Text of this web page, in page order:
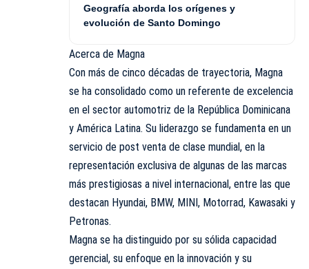
Geografía aborda los orígenes y
evolución de Santo Domingo
Acerca de Magna
Con más de cinco décadas de trayectoria, Magna
se ha consolidado como un referente de excelencia
en el sector automotriz de la República Dominicana
y América Latina. Su liderazgo se fundamenta en un
servicio de post venta de clase mundial, en la
representación exclusiva de algunas de las marcas
más prestigiosas a nivel internacional, entre las que
destacan Hyundai, BMW, MINI, Motorrad, Kawasaki y
Petronas.
Magna se ha distinguido por su sólida capacidad
gerencial, su enfoque en la innovación y su